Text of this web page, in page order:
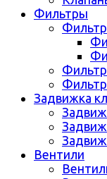
Фильтры
Задвижка
Вентили